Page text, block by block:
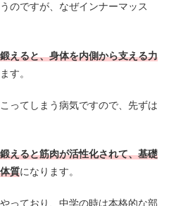
のですが、なぜインナーマッス
えると、身体を内側から支える力
す。
ってしまう病気ですので、先ずは
えると筋肉が活性化されて、基礎
質になります。
っており、中学の時は本格的な部